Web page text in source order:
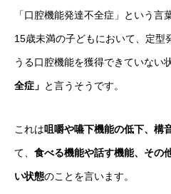
「口腔機能発達不全症」という言
15歳未満の子どもにおいて、定型
うる口腔機能を獲得できていない
全症」 と言うそうです。
これは咀嚼や嚥下機能の低下、構
て、 食べる機能や話す機能、その
い状態のことを言います。